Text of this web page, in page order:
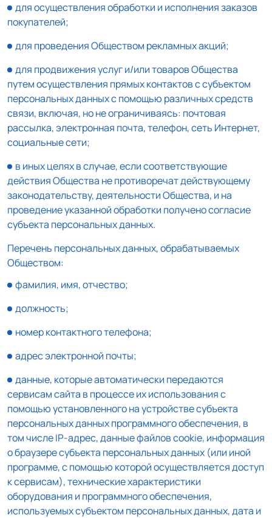
для осуществления обработки и исполнения заказов
покупателей;
для проведения Обществом рекламных акций;
для продвижения услуг и/или товаров Общества
путем осуществления прямых контактов с субъектом
персональных данных с помощью различных средств
связи, включая, но не ограничиваясь: почтовая
рассылка, электронная почта, телефон, сеть Интернет,
социальные сети;
в иных целях в случае, если соответствующие
действия Общества не противоречат действующему
законодательству, деятельности Общества, и на
проведение указанной обработки получено согласие
субъекта персональных данных.
Перечень персональных данных, обрабатываемых
Обществом:
фамилия, имя, отчество;
должность;
номер контактного телефона;
адрес электронной почты;
данные, которые автоматически передаются
сервисам сайта в процессе их использования с
помощью установленного на устройстве субъекта
персональных данных программного обеспечения, в
том числе IP-адрес, данные файлов cookie, информация
о браузере субъекта персональных данных (или иной
программе, с помощью которой осуществляется доступ
к сервисам), технические характеристики
оборудования и программного обеспечения,
используемых субъектом персональных данных, дата и